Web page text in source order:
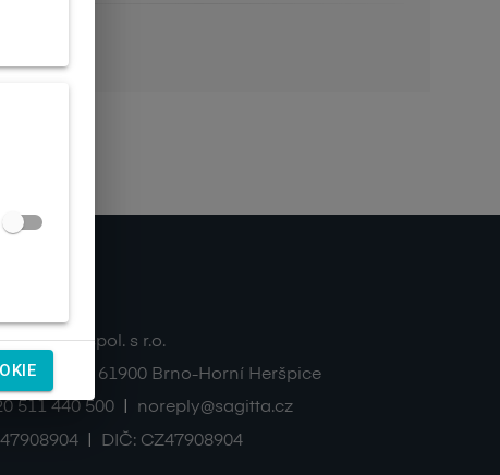
Ltd., spol. s r.o.
633/2
61900 Brno-Horní Heršpice
511 440 500
noreply@sagitta.cz
47908904 DIČ: CZ47908904